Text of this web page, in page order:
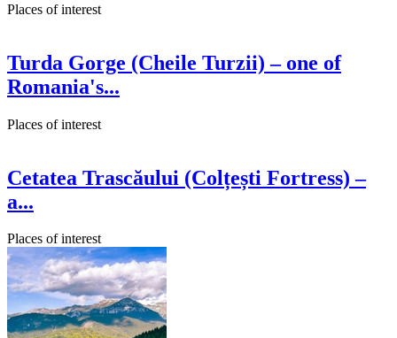
Places of interest
Turda Gorge (Cheile Turzii) – one of
Romania's...
Places of interest
Cetatea Trascăului (Colțești Fortress) –
a...
Places of interest